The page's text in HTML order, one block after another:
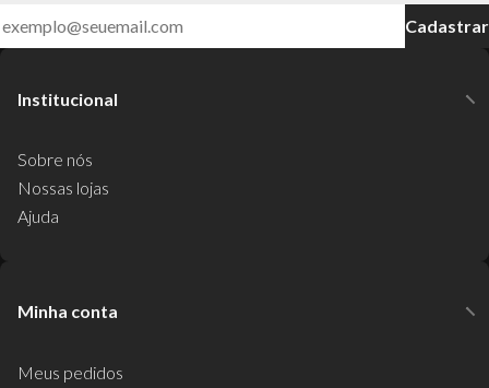
Cadastrar
Institucional
Sobre nós
Nossas lojas
Ajuda
Minha conta
Meus pedidos